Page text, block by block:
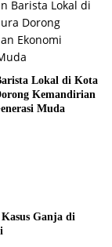
Lokal di Kota
Kemandirian
Muda
Ganja di